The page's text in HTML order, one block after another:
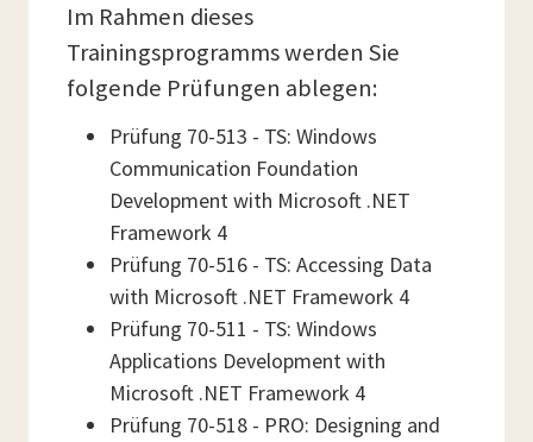
Im Rahmen dieses
Trainingsprogramms werden Sie
folgende Prüfungen ablegen:
Prüfung 70-513 - TS: Windows
Communication Foundation
Development with Microsoft .NET
Framework 4
Prüfung 70-516 - TS: Accessing Data
with Microsoft .NET Framework 4
Prüfung 70-511 - TS: Windows
Applications Development with
Microsoft .NET Framework 4
Prüfung 70-518 - PRO: Designing and